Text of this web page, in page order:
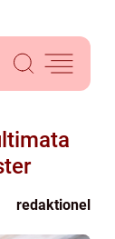
redaktionel